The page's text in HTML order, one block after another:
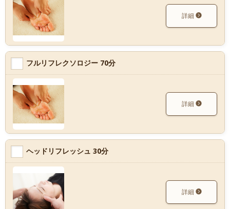
詳細
フルリフレクソロジー 70分
詳細
ヘッドリフレッシュ 30分
詳細